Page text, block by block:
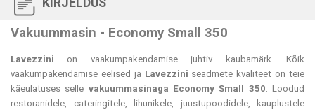
KIRJELDUS
Vakuummasin - Economy Small 350
Lavezzini on vaakumpakendamise juhtiv kaubamärk. Kõik
vaakumpakendamise eelised ja Lavezzini seadmete kvaliteet on teie
käeulatuses selle vakuummasinaga Economy Small 350. Loodud
restoranidele, cateringitele, lihunikele, juustupoodidele, kauplustele